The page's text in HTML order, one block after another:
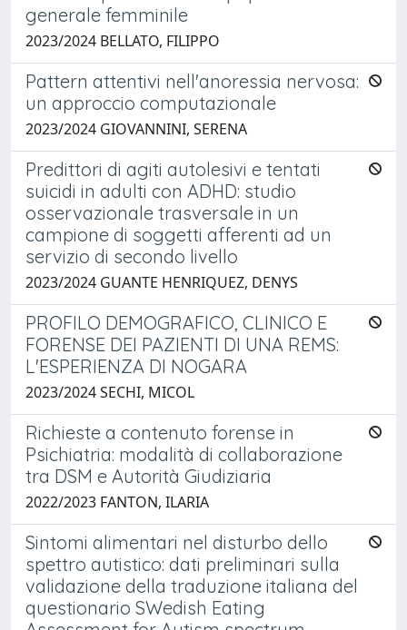
generale femminile
2023/2024 BELLATO, FILIPPO
Pattern attentivi nell'anoressia nervosa:
un approccio computazionale
2023/2024 GIOVANNINI, SERENA
Predittori di agiti autolesivi e tentati
suicidi in adulti con ADHD: studio
osservazionale trasversale in un
campione di soggetti afferenti ad un
servizio di secondo livello
2023/2024 GUANTE HENRIQUEZ, DENYS
PROFILO DEMOGRAFICO, CLINICO E
FORENSE DEI PAZIENTI DI UNA REMS:
L'ESPERIENZA DI NOGARA
2023/2024 SECHI, MICOL
Richieste a contenuto forense in
Psichiatria: modalità di collaborazione
tra DSM e Autorità Giudiziaria
2022/2023 FANTON, ILARIA
Sintomi alimentari nel disturbo dello
spettro autistico: dati preliminari sulla
validazione della traduzione italiana del
questionario SWedish Eating